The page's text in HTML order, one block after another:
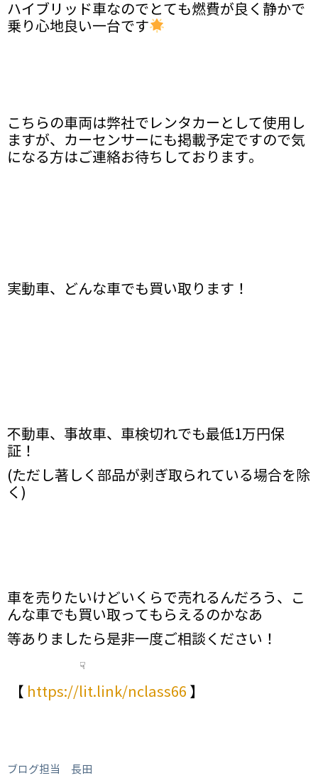
ハイブリッド車なのでとても燃費が良く静かで
乗り心地良い一台です
こちらの車両は弊社でレンタカーとして使用し
ますが、カーセンサーにも掲載予定ですので気
になる方はご連絡お待ちしております。
実動車、どんな車でも買い取ります！
不動車、事故車、車検切れでも最低1万円保
証！
(ただし著しく部品が剥ぎ取られている場合を除
く)
車を売りたいけどいくらで売れるんだろう、こ
んな車でも買い取ってもらえるのかなあ
等ありましたら是非一度ご相談ください！
☟
【 https://lit.link/nclass66 】
ブログ担当 長田